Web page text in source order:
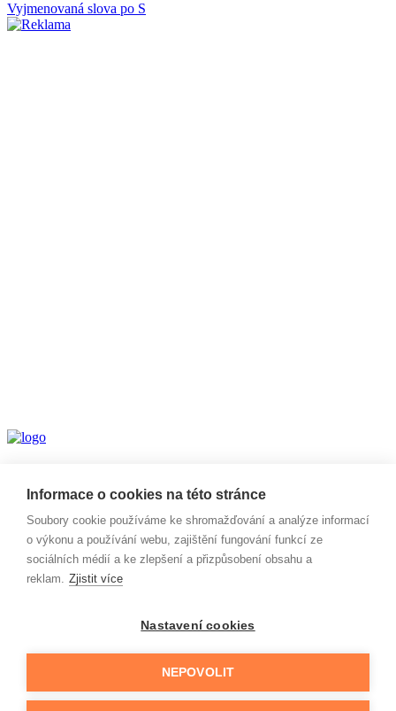
Vyjmenovaná slova po S
Vyjmenovaná slova po B
Vyjmenovaná slova po F
Vyjmenovaná slova po L
Vyjmenovaná slova po M
Vyjmenovaná slova po P
Vyjmenovaná slova po V
Informace o cookies na této stránce
Soubory cookie používáme ke shromažďování a analýze informací
o výkonu a používání webu, zajištění fungování funkcí ze
sociálních médií a ke zlepšení a přizpůsobení obsahu a
reklam. Zjistit více
Nastavení cookies
NEPOVOLIT